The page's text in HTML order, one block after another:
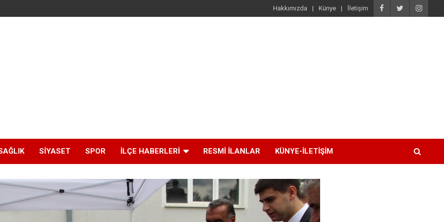
Hakkımızda Künye İletişim
SIYASET SPOR İLÇE HABERLERI RESMI İLANLAR KÜNYE-İLETIŞIM